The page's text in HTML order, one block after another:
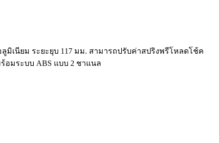
มิเนียม ระยะยุบ 117 มม. สามารถปรับค่าสปริงพรีโหลดโช้ค
อมระบบ ABS แบบ 2 ชาแนล